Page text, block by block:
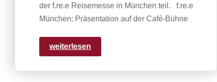
der f.re.e Reisemesse in München teil. f.re.e
München: Präsentation auf der Café-Bühne
weiterlesen